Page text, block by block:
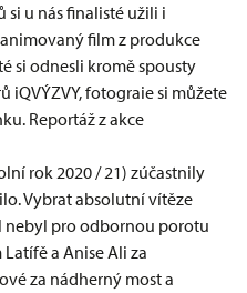
u nás finalisté užili i
film z produkce
si odnesli kromě spousty
iQVÝZVY, fotograie si můžete
Reportáž z akce
rok 2020 / 21) zúčastnily
Vybrat absolutní vítěze
nebyl pro odbornou porotu
a Anise Ali za
za nádherný mosta